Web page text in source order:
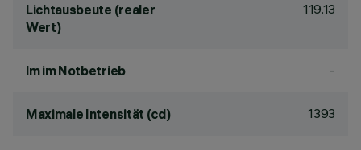
Lichtausbeute (realer
Wert)
119.13
lm im Notbetrieb -
Maximale Intensität (cd) 1393